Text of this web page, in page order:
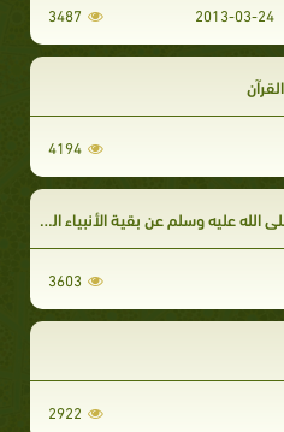
2013-03-24
3487
4194
عليه وسلم عن بقية الأنبياء السابقين
3603
2922